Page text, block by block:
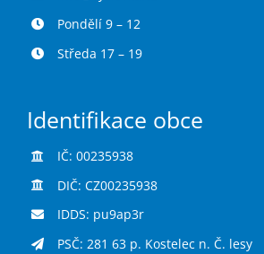
Pondělí 9 – 12
Středa 17 – 19
Identifikace obce
IČ: 00235938
DIČ: CZ00235938
IDDS: pu9ap3r
PSČ: 281 63 p. Kostelec n. Č. lesy